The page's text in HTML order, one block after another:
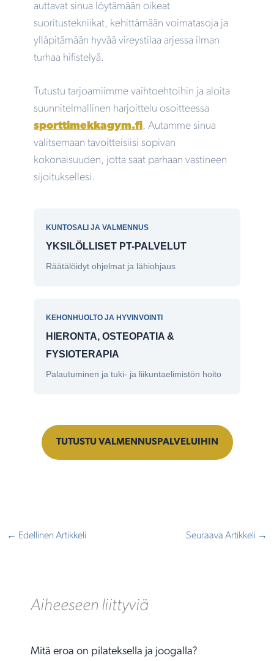
auttavat sinua löytämään oikeat
suoritustekniikat, kehittämään voimatasoja ja
ylläpitämään hyvää vireystilaa arjessa ilman
turhaa hifistelyä.
Tutustu tarjoamiimme vaihtoehtoihin ja aloita
suunnitelmallinen harjoittelu osoitteessa
sporttimekkagym.fi. Autamme sinua
valitsemaan tavoitteisiisi sopivan
kokonaisuuden, jotta saat parhaan vastineen
sijoituksellesi.
KUNTOSALI JA VALMENNUS
YKSILÖLLISET PT-PALVELUT
Räätälöidyt ohjelmat ja lähiohjaus
KEHONHUOLTO JA HYVINVOINTI
HIERONTA, OSTEOPATIA &
FYSIOTERAPIA
Palautuminen ja tuki- ja liikuntaelimistön hoito
TUTUSTU VALMENNUSPALVELUIHIN
← Edellinen Artikkeli Seuraava Artikkeli →
Aiheeseen liittyviä
Mitä eroa on pilateksella ja joogalla?